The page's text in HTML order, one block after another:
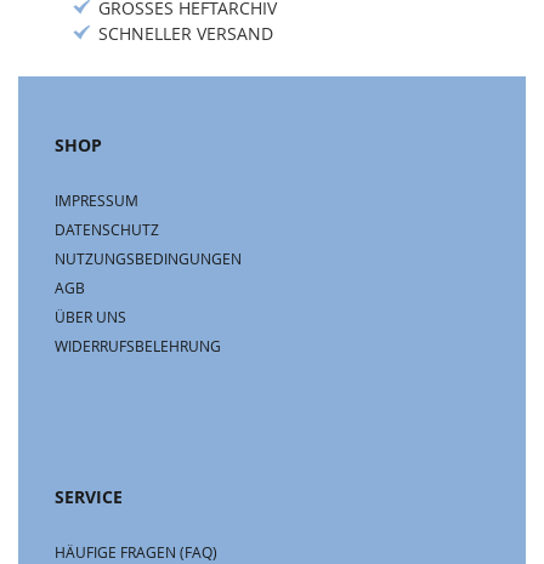
GROSSES HEFTARCHIV
SCHNELLER VERSAND
SHOP
IMPRESSUM
DATENSCHUTZ
NUTZUNGSBEDINGUNGEN
AGB
ÜBER UNS
WIDERRUFSBELEHRUNG
SERVICE
HÄUFIGE FRAGEN (FAQ)